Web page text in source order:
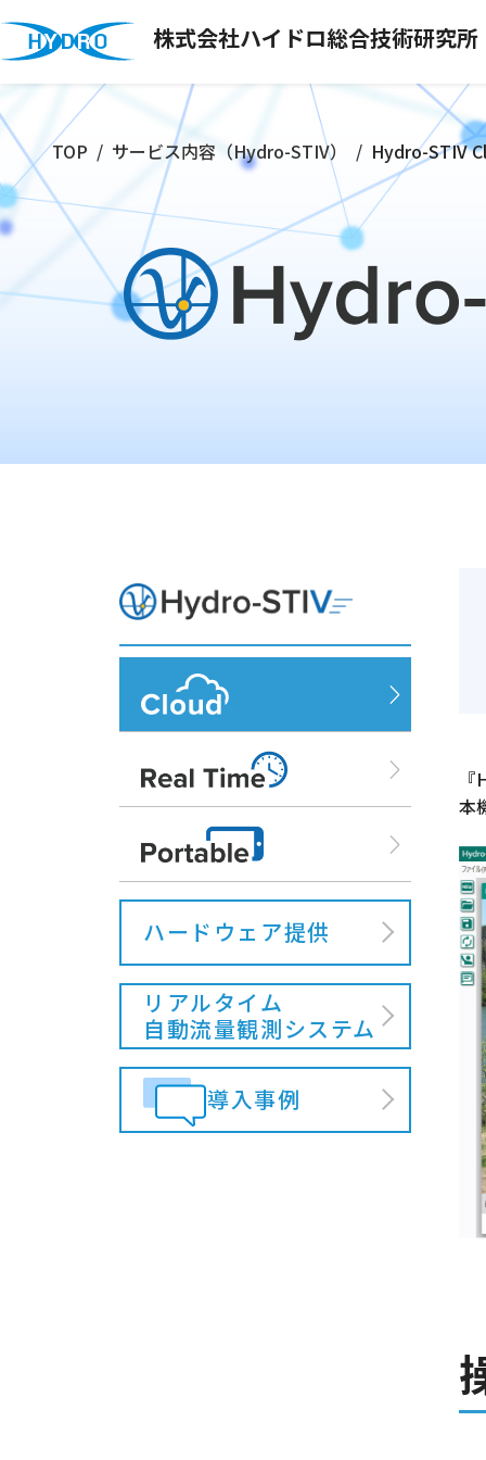
株式会社ハイドロ総合技術研究所
TOP サービス内容（Hydro-STIV） Hydro-STIV
Hydro-
Hydro-
ハードウェア提供
リアルタイム
自動流量観測システム
導入事例
本